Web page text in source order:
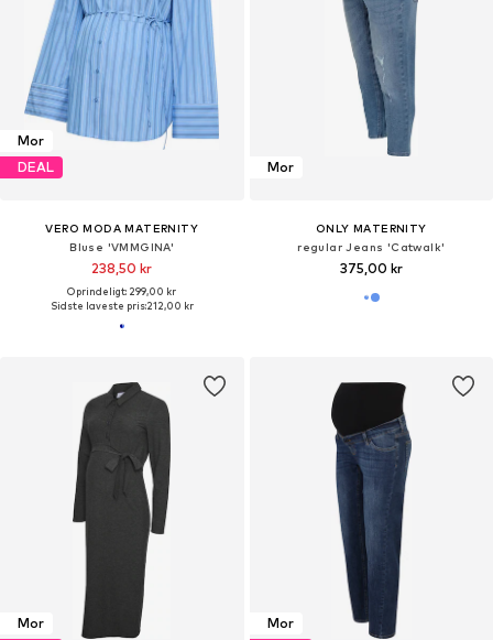
Mor
DEAL
VERO MODA MATERNITY
Bluse 'VMMGINA'
238,50 kr
Oprindeligt: 299,00 kr
Sidste laveste pris:212,00 kr
Mor
ONLY MATERNITY
regular Jeans 'Catwalk'
375,00 kr
Mor Mor